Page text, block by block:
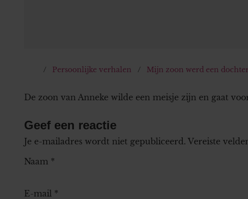
Persoonlijke verhalen Mijn zoon werd een dochter
De zoon van Anneke wilde een meisje zijn en gaat
Geef een reactie
Je e-mailadres wordt niet gepubliceerd. Vereiste
Naam *
E-mail *